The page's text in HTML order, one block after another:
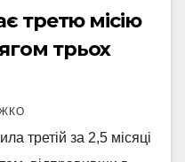
третю місію
трьох
третій за 2,5 місяці